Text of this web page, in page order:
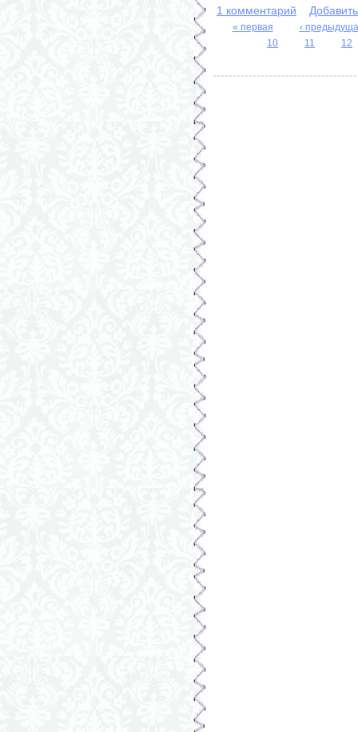
1 комментарий
Страницы
« первая
‹
10
11 12